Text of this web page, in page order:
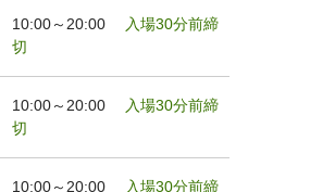
10:00～20:00 入場30分前締
切
10:00～20:00 入場30分前締
切
10:00～20:00 入場30分前締